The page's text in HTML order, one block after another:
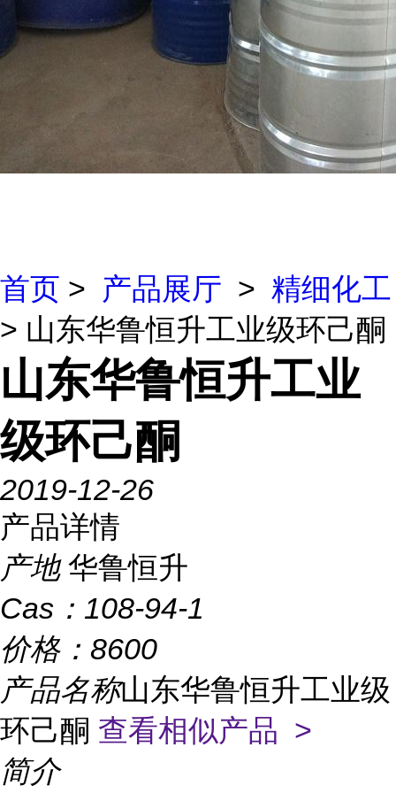
首页 > 产品展厅 > 精细化工
> 山东华鲁恒升工业级环己酮
山东华鲁恒升工业
级环己酮
2019-12-26
产品详情
产地 华鲁恒升
Cas： 108-94-1
价格： 8600
产品名称山东华鲁恒升工业级
环己酮 查看相似产品 >
简介